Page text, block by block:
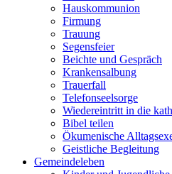
Hauskommunion
Firmung
Trauung
Segensfeier
Beichte und Gespräch
Krankensalbung
Trauerfall
Telefonseelsorge
Wiedereintritt in die
Bibel teilen
Ökumenische
Geistliche Begleitung
Gemeindeleben